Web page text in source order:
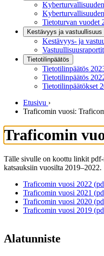
Tietoturvan vuodet
Kestävyys ja vastuullisuus
Kestävyys- ja
Tietotilinpäätös
Tietotilinpäätös
Tietotilinpäätös
Tietotilinpäätökset
Etusivu ›
Traficomin vuosi:
Traficomin
Tälle sivulle on koottu linkit
katsauksiin vuosilta 2019–2022.
Traficomin vuosi 2022
Traficomin vuosi 2021
Traficomin vuosi 2020
Traficomin vuosi 2019
Alatunniste